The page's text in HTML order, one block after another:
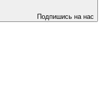
Подпишись на нас